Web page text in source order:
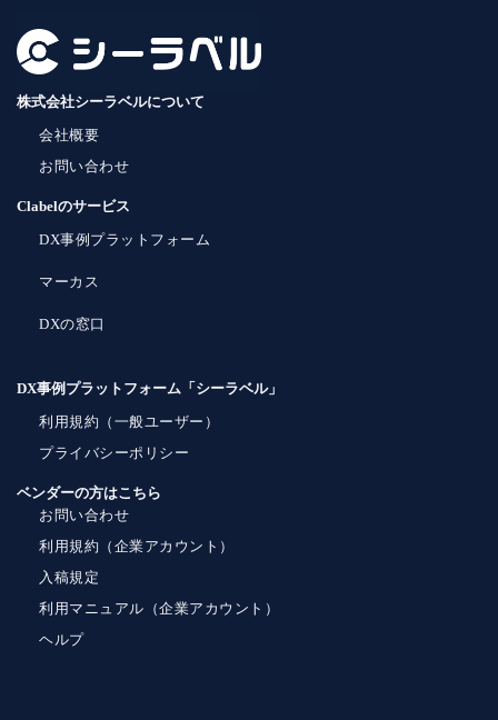
株式会社シーラベルについて
会社概要
お問い合わせ
Clabelのサービス
DX事例プラットフォーム
マーカス
DXの窓口
DX事例プラットフォーム「シーラベル」
利用規約（一般ユーザー）
プライバシーポリシー
ベンダーの方はこちら
お問い合わせ
利用規約（企業アカウント）
入稿規定
利用マニュアル（企業アカウント）
ヘルプ